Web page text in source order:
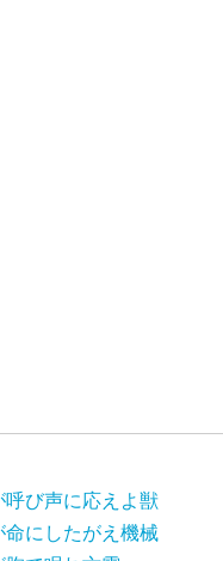
び声に応えよ獣
にしたがえ機械